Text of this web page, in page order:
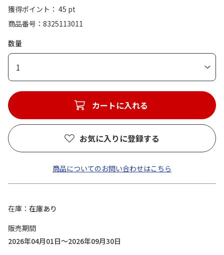
獲得ポイント： 45 pt
商品番号
8325113011
数量
1
カートに入れる
お気に入りに登録する
商品についてのお問い合わせはこちら
在庫
在庫あり
販売期間
2026年04月01日～2026年09月30日